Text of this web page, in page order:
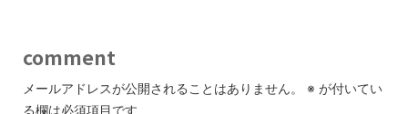
comment
メールアドレスが公開されることはありません。 ※ が付いてい
る欄は必須項目です